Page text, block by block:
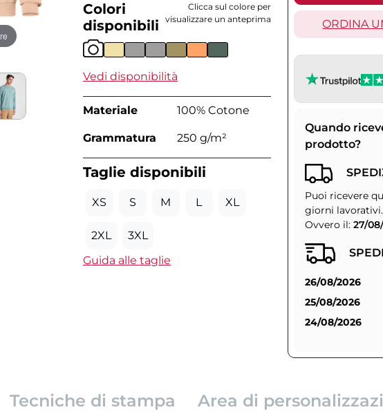
Colori
disponibili
Clicca sul colore per
visualizzare un anteprima
Vedi disponibilità
Materiale 100% Cotone
Grammatura 250 g/m²
Taglie disponibili
XS S M L XL
2XL
3XL
Guida alle taglie
ORDINA
Quando
prodotto?
Puoi ricevere
giorni lavorativi.
Ovvero il: 27/
26/08/2026
25/08/2026
24/08/2026
Tecniche di stampa
Area di